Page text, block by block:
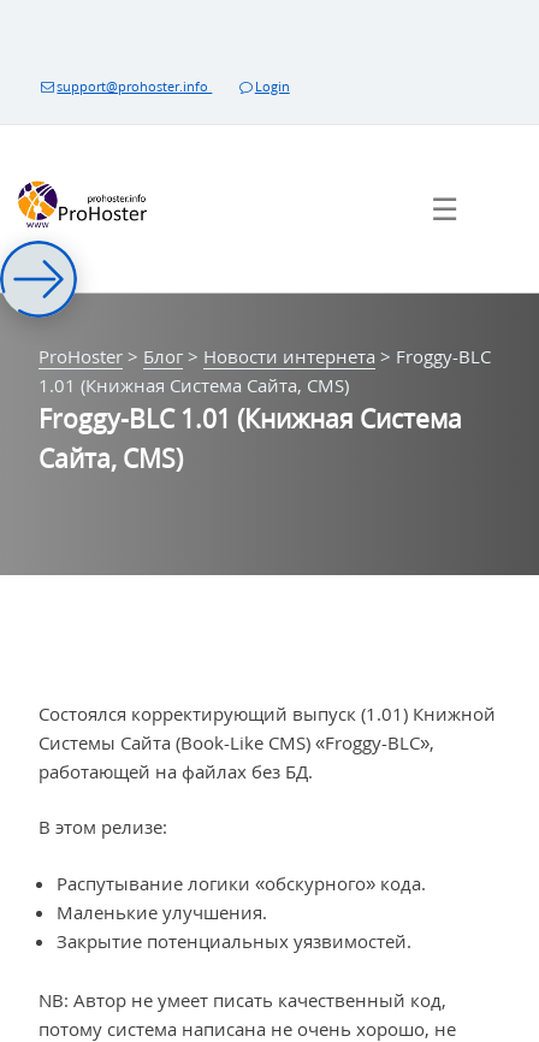
support@prohoster.info Login
☰
ProHoster > Блог > Новости интернета > Froggy-BLC
1.01 (Книжная Система Сайта, CMS)
Froggy-BLC 1.01 (Книжная Система
Сайта, CMS)
Состоялся корректирующий выпуск (1.01) Книжной
Системы Сайта (Book-Like CMS) «Froggy-BLC»,
работающей на файлах без БД.
В этом релизе:
Распутывание логики «обскурного» кода.
Маленькие улучшения.
Закрытие потенциальных уязвимостей.
NB: Автор не умеет писать качественный код,
потому система написана не очень хорошо, не